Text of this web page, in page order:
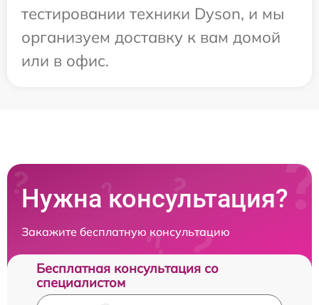
тестировании техники Dyson, и мы
организуем доставку к вам домой
или в офис.
Нужна консультация?
Закажите бесплатную консультацию
Бесплатная консультация со
специалистом